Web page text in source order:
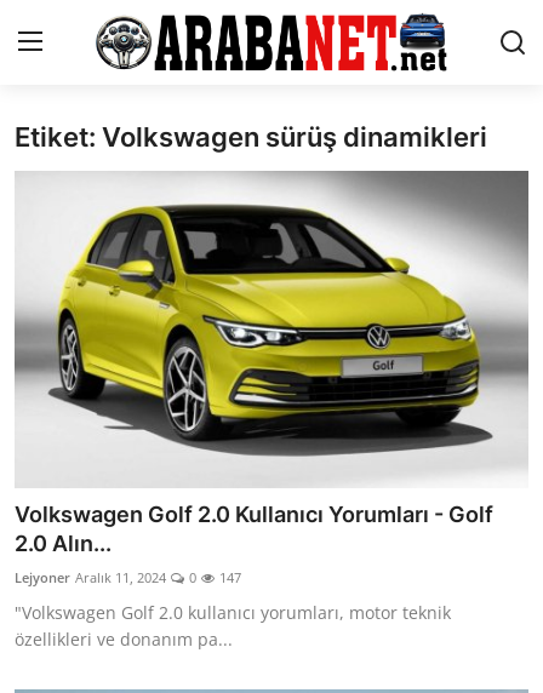
Giriş yapmak Kayıt olmak
İletişim
Araba Markaları
Paketler
Karşılaştırmalar
Bakım & Arıza Çözümleri
İkinci El & Ekspertiz
Muayene & Emisyon
Etiket: Volkswagen sürüş dinamikleri
Volkswagen Golf 2.0 Kullanıcı Yorumları - Golf
2.0 Alın...
Lejyoner Aralık 11, 2024 0 147
"Volkswagen Golf 2.0 kullanıcı yorumları, motor teknik
özellikleri ve donanım pa...